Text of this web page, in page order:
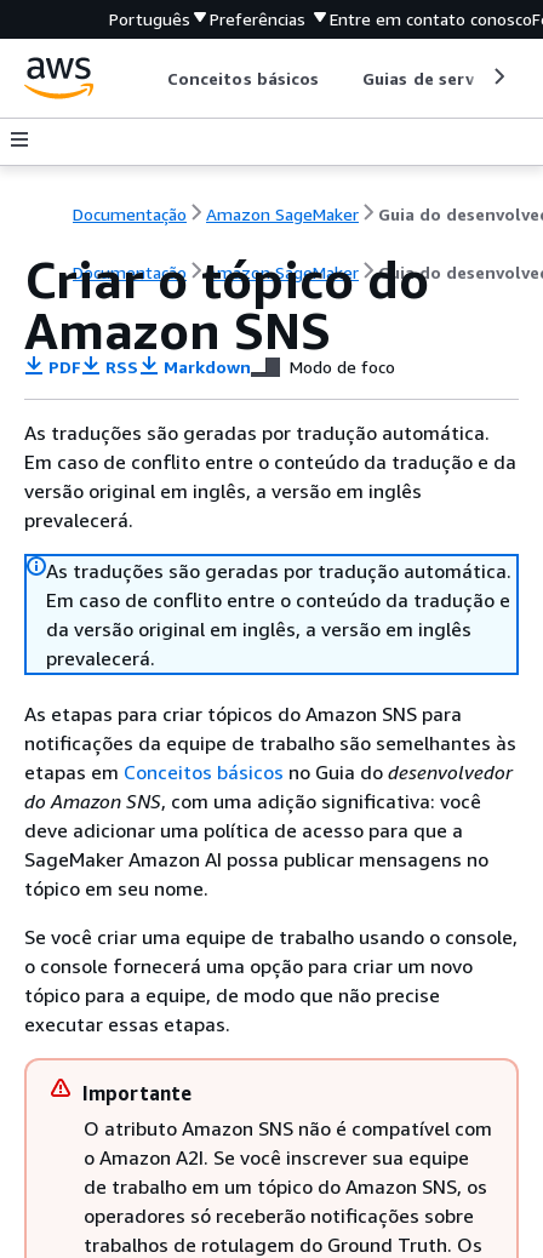
Português Preferências Entre em contato conosco
Conceitos básicos Guias de serviço
Documentação Amazon SageMaker
Documentação Amazon SageMaker Guia do
Criar o tópico do
Amazon SNS
PDF RSS Markdown Modo de foco
As traduções são geradas por tradução automática.
Em caso de conflito entre o conteúdo da tradução e da
versão original em inglês, a versão em inglês
prevalecerá.
As traduções são geradas por tradução automática.
Em caso de conflito entre o conteúdo da tradução e
da versão original em inglês, a versão em inglês
prevalecerá.
As etapas para criar tópicos do Amazon SNS para
notificações da equipe de trabalho são semelhantes às
etapas em Conceitos básicos no Guia do desenvolvedor
do Amazon SNS, com uma adição significativa: você
deve adicionar uma política de acesso para que a
SageMaker Amazon AI possa publicar mensagens no
tópico em seu nome.
Se você criar uma equipe de trabalho usando o console,
o console fornecerá uma opção para criar um novo
tópico para a equipe, de modo que não precise
executar essas etapas.
Importante
O atributo Amazon SNS não é compatível com
o Amazon A2I. Se você inscrever sua equipe
de trabalho em um tópico do Amazon SNS, os
operadores só receberão notificações sobre
trabalhos de rotulagem do Ground Truth. Os